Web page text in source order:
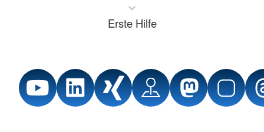
Erste Hilfe